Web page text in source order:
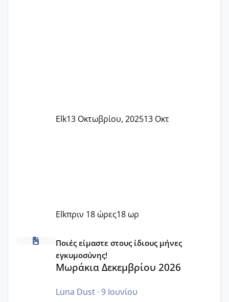
Elk13 Οκτωβρίου, 202513 Οκτ
Elkπριν 18 ώρες18 ωρ
Μωράκια Δεκεμβρίου 2026
Ποιές είμαστε στους ίδιους μήνες
εγκυμοσύνης!
Μωράκια Δεκεμβρίου 2026
Luna Dust· 9 Ιουνίου